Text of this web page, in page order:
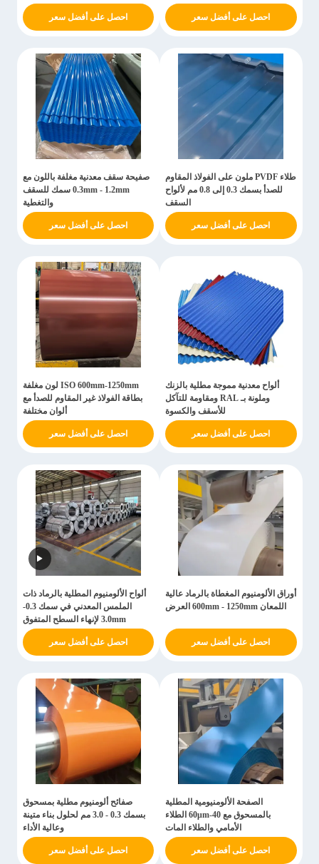
احصل على أفضل سعر احصل على أفضل سعر
طلاء PVDF ملون على الفولاذ المقاوم
للصدأ بسمك 0.3 إلى 0.8 مم لألواح
السقف
احصل على أفضل سعر
صفيحة سقف معدنية مغلفة باللون مع
0.3mm - 1.2mm سمك للسقف
والتغطية
احصل على أفضل سعر
ألواح معدنية مموجة مطلية بالزنك
وملونة بـ RAL ومقاومة للتآكل
للأسقف والكسوة
احصل على أفضل سعر
ISO 600mm-1250mm لون مغلفة
بطاقة الفولاذ غير المقاوم للصدأ مع
ألوان مختلفة
احصل على أفضل سعر
أوراق الألومنيوم المغطاة بالرماد عالية
اللمعان 600mm - 1250mm العرض
احصل على أفضل سعر
ألواح الألومنيوم المطلية بالرماد ذات
الملمس المعدني في سمك 0.3-
3.0mm لإنهاء السطح المتفوق
احصل على أفضل سعر
الصفحة الألومنيومية المطلية
بالمسحوق مع 40-60μm الطلاء
الأمامي والطلاء المات
احصل على أفضل سعر
صفائح ألومنيوم مطلية بمسحوق
بسمك 0.3 - 3.0 مم لحلول بناء متينة
وعالية الأداء
احصل على أفضل سعر